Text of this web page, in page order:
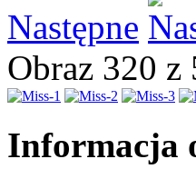
Następne
Obraz 320 z
Informacja